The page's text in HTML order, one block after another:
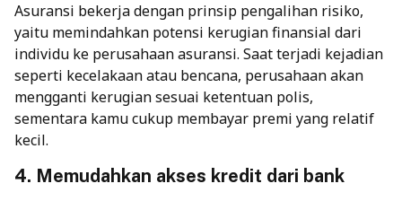
Asuransi bekerja dengan prinsip pengalihan risiko,
yaitu memindahkan potensi kerugian finansial dari
individu ke perusahaan asuransi. Saat terjadi kejadian
seperti kecelakaan atau bencana, perusahaan akan
mengganti kerugian sesuai ketentuan polis,
sementara kamu cukup membayar premi yang relatif
kecil.
4. Memudahkan akses kredit dari bank